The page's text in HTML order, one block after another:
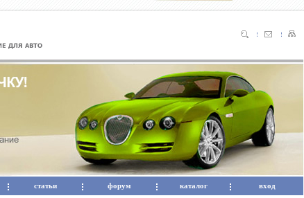
статьи форум каталог вход